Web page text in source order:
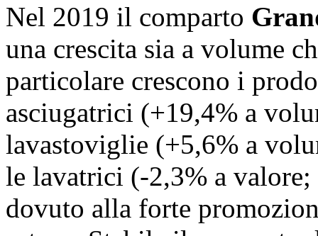
Nel 2019 il comparto
una crescita sia a volume
particolare crescono i
asciugatrici (+19,4% a
lavastoviglie (+5,6% a
le lavatrici (-2,3% a
dovuto alla forte